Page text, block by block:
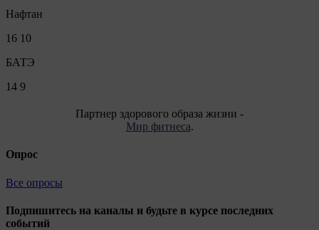
Нафтан
16 10
БАТЭ
14 9
Партнер здорового образа жизни -
Мир фитнеса.
Опрос
Все опросы
Подпишитесь на каналы и будьте в курсе последних
событий